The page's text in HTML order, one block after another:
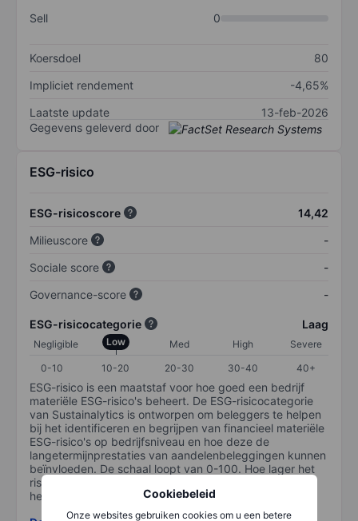
Cookiebeleid
Onze websites gebruiken cookies om u een betere
Sell
0
Koersdoel
80
Impliciet rendement
-4,65%
Laatste update
13-feb-2026
Gegevens geleverd door
ESG-risico
ESG-risicoscore
14,42
Milieuscore
-
Sociale score
-
Governance-score
-
ESG-risicocategorie Laag
Negligible Low Med High
Severe
0-10
10-20 20-30 30-40 40+
ESG-risico is een maatstaf voor hoe goed een bedrijf
materiële ESG-risico's beheert. De ESG-risicocategorie
van Sustainalytics is ontworpen om beleggers te helpen
bij het identificeren en begrijpen van financieel materiële
ESG-risico's op bedrijfsniveau en hoe deze de
langetermijnprestaties van aandelenbeleggingen kunnen
beïnvloeden. De schaal loopt van 0-100. Hoe lager het
risico, hoe beter (0 staat voor geen risico en 100 voor
het grootste risico).